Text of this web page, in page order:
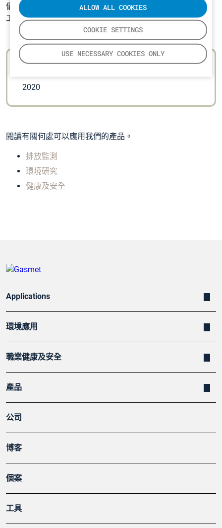
COOKIE SETTINGS
USE NECESSARY COOKIES ONLY
ALLOW ALL COOKIES
儀
，而引以為傲。這是最大數量的 FTIR 氣體分析儀發送到
工業和現場應用。
發送了 5000 台分析儀
2020
閱讀有關何處可以應用我們的產品。
排放監測
環境研究
健康及安全
Applications
環境應用
職業健康及安全
產品
公司
博客
個案
工具